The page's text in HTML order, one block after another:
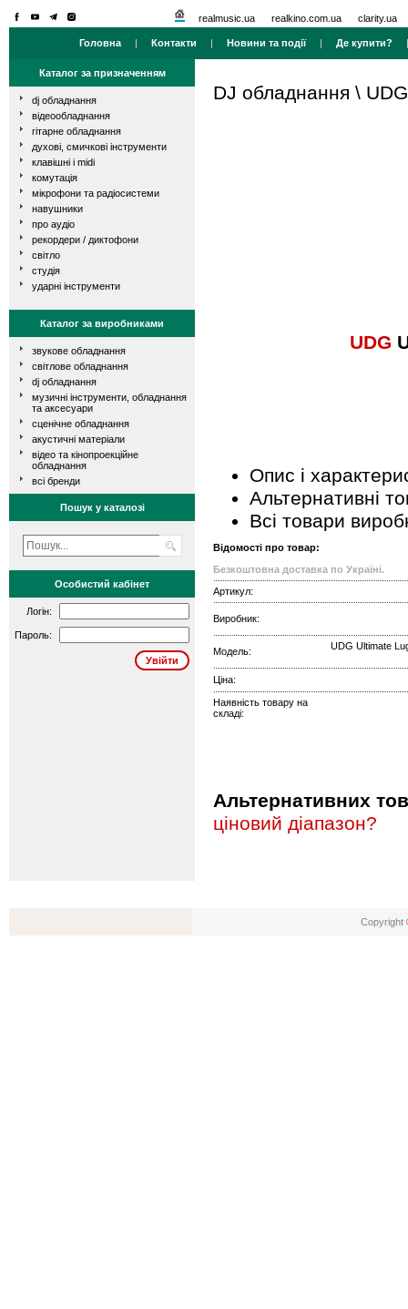
realmusic.ua realkino.com.ua clarity.ua
Головна | Контакти | Новини та події| Де купити?
Каталог за призначенням
dj обладнання
відеообладнання
гітарне обладнання
духові, смичкові інструменти
клавішні і midi
комутація
мікрофони та радіосистеми
навушники
про аудіо
рекордери / диктофони
світло
студія
ударні інструменти
Каталог за виробниками
звукове обладнання
світлове обладнання
dj обладнання
музичні інструменти, обладнання
та аксесуари
сценічне обладнання
акустичні матеріали
відео та кінопроекційне
обладнання
всі бренди
Пошук у каталозі
Особистий кабінет
Логін:
Пароль:
DJ обладнання \ UDG
UDG
Опис і
Альтернативні
Всі товари
Відомості про товар:
Безкоштовна доставка по Україні.
Артикул:
Виробник:
Модель: UDG Ultimate
Ціна:
Наявність товару на
складі:
Альтернативних
ціновий діапазон?
Copyright